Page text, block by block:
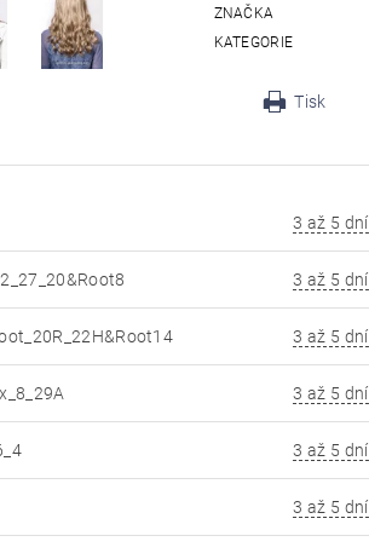
ZNAČKA
KATEGORIE
Tisk
3 až 5 dní
3 až 5 dní
3 až 5 dní
3 až 5 dní
3 až 5 dní
3 až 5 dní